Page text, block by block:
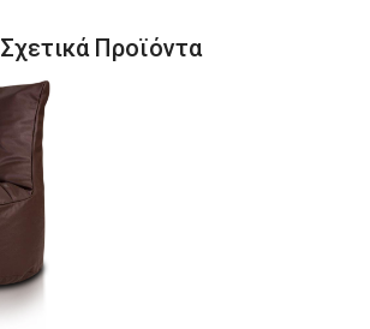
Σχετικά Προϊόντα